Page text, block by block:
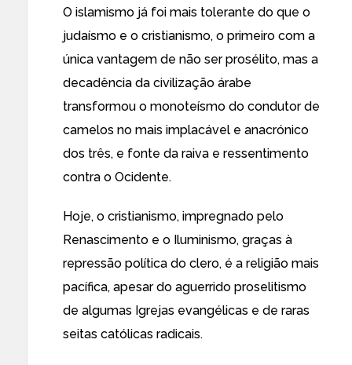
O islamismo já foi mais tolerante do que o
judaísmo e o cristianismo, o primeiro com a
única vantagem de não ser prosélito, mas a
decadência da civilização árabe
transformou o monoteísmo do condutor de
camelos no mais implacável e anacrónico
dos três, e fonte da raiva e ressentimento
contra o Ocidente.
Hoje, o cristianismo, impregnado pelo
Renascimento e o Iluminismo, graças à
repressão política do clero, é a religião mais
pacífica, apesar do aguerrido proselitismo
de algumas Igrejas evangélicas e de raras
seitas católicas radicais.